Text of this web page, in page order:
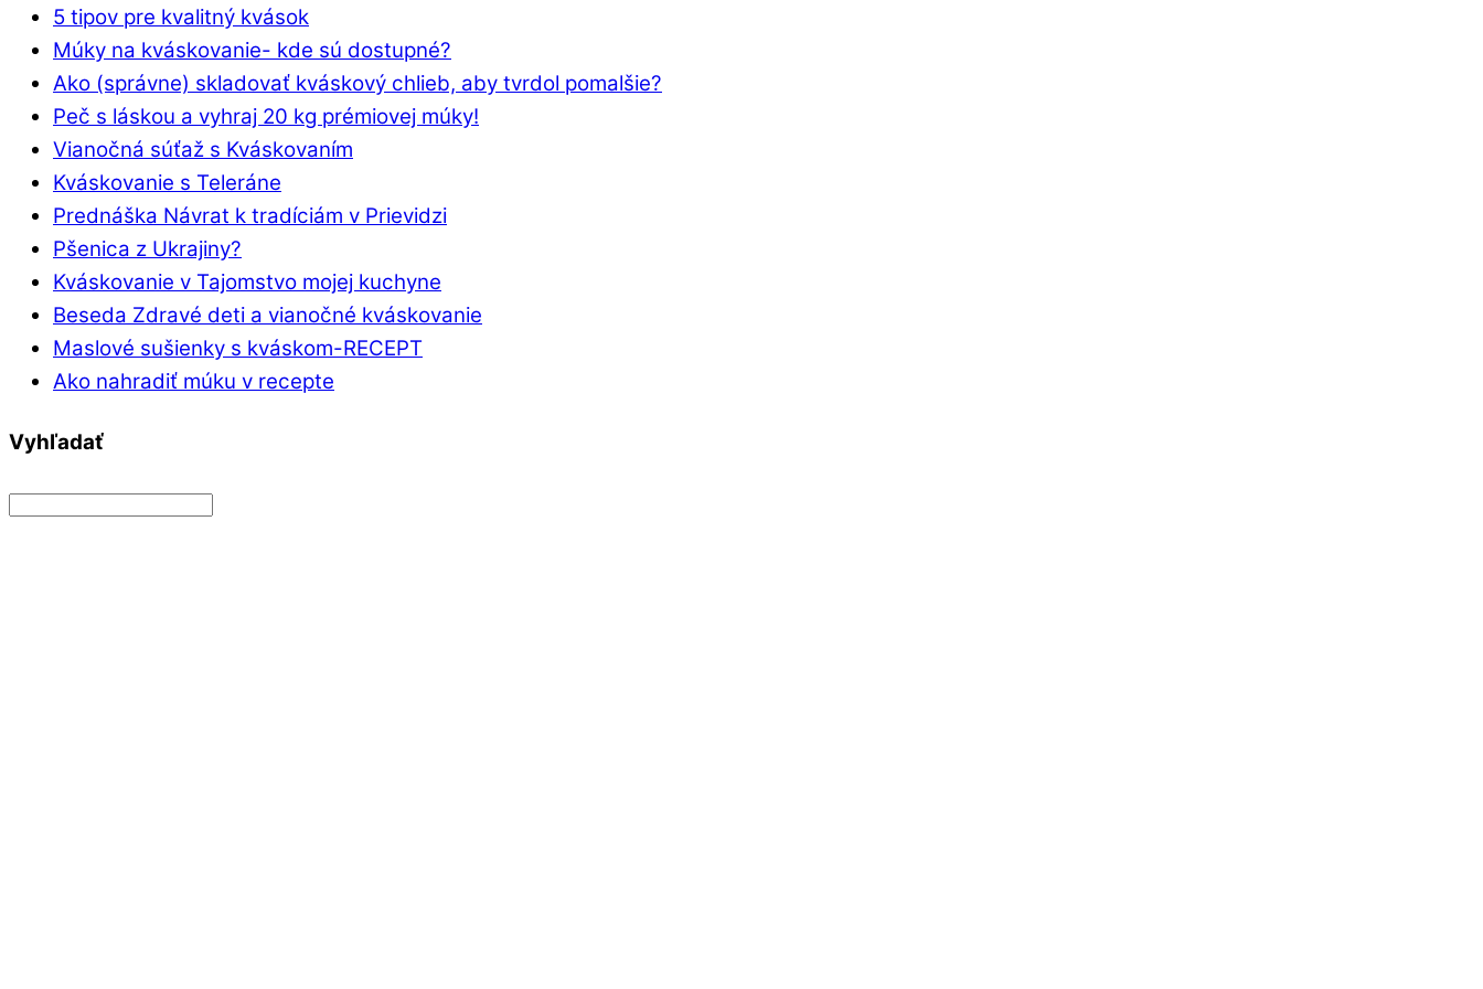
5 tipov pre kvalitný kvások
Múky na kváskovanie- kde sú dostupné?
Ako (správne) skladovať kváskový chlieb, aby tvrdol pomalšie?
Peč s láskou a vyhraj 20 kg prémiovej múky!
Vianočná súťaž s Kváskovaním
Kváskovanie s Teleráne
Prednáška Návrat k tradíciám v Prievidzi
Pšenica z Ukrajiny?
Kváskovanie v Tajomstvo mojej kuchyne
Beseda Zdravé deti a vianočné kváskovanie
Maslové sušienky s kváskom-RECEPT
Ako nahradiť múku v recepte
Vyhľadať